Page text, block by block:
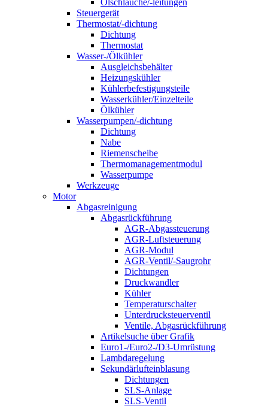
Ölschläuche/-leitungen
Steuergerät
Thermostat/-dichtung
Dichtung
Thermostat
Wasser-/Ölkühler
Ausgleichsbehälter
Heizungskühler
Kühlerbefestigungsteile
Wasserkühler/Einzelteile
Ölkühler
Wasserpumpen/-dichtung
Dichtung
Nabe
Riemenscheibe
Thermomanagementmodul
Wasserpumpe
Werkzeuge
Motor
Abgasreinigung
Abgasrückführung
AGR-Abgassteuerung
AGR-Luftsteuerung
AGR-Modul
AGR-Ventil/-Saugrohr
Dichtungen
Druckwandler
Kühler
Temperaturschalter
Unterdrucksteuerventil
Ventile, Abgasrückführung
Artikelsuche über Grafik
Euro1-/Euro2-/D3-Umrüstung
Lambdaregelung
Sekundärlufteinblasung
Dichtungen
SLS-Anlage
SLS-Ventil